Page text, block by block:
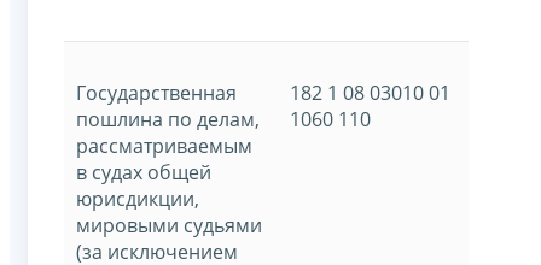
Государственная
пошлина по делам,
рассматриваемым
в судах общей
юрисдикции,
мировыми судьями
(за исключением
182 1 08 03010 01
1060 110